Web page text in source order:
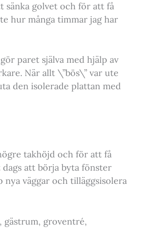
golvet och för att få
hur många timmar jag har
paret själva med hjälp av
När allt \”bös\” var ute
den isolerade plattan med
takhöjd och för att få
att börja byta fönster
nya väggar och tilläggsisolera
gästrum, groventré,